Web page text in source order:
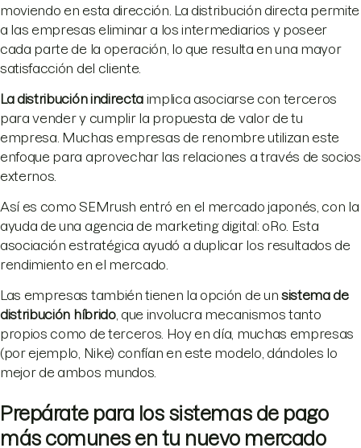
moviendo en esta dirección. La distribución directa permite
a las empresas eliminar a los intermediarios y poseer
cada parte de la operación, lo que resulta en una mayor
satisfacción del cliente.
La distribución indirecta implica asociarse con terceros
para vender y cumplir la propuesta de valor de tu
empresa. Muchas empresas de renombre utilizan este
enfoque para aprovechar las relaciones a través de socios
externos.
Así es como SEMrush entró en el mercado japonés, con la
ayuda de una agencia de marketing digital: oRo. Esta
asociación estratégica ayudó a duplicar los resultados de
rendimiento en el mercado.
Las empresas también tienen la opción de un sistema de
distribución híbrido, que involucra mecanismos tanto
propios como de terceros. Hoy en día, muchas empresas
(por ejemplo, Nike) confían en este modelo, dándoles lo
mejor de ambos mundos.
Prepárate para los sistemas de pago
más comunes en tu nuevo mercado